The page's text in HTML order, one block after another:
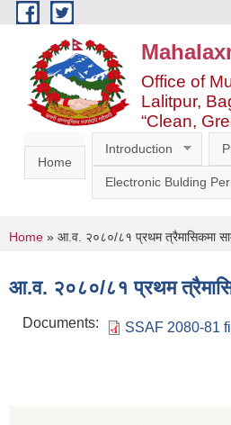
Skip to main content
Office of
Lalitpur,
“Clean,
Home
Introduction
Electronic Bulding
You are here
Home » आ.व. २०८०/८१ प्रथम त्रैमासिकमा
आ.व. २०८०/८१ प्रथम
Documents: SSAF 2080-81